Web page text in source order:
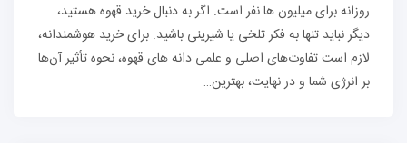
روزانه برای میلیون ها نفر است. اگر به دنبال خرید قهوه هستید،
دیگر نباید تنها به فکر تلخی یا شیرینی باشید. برای خرید هوشمندانه،
لازم است تفاوت‌های اصلی و علمی دانه های قهوه، نحوه تأثیر آن‌ها
بر انرژی شما و در نهایت، بهترین…